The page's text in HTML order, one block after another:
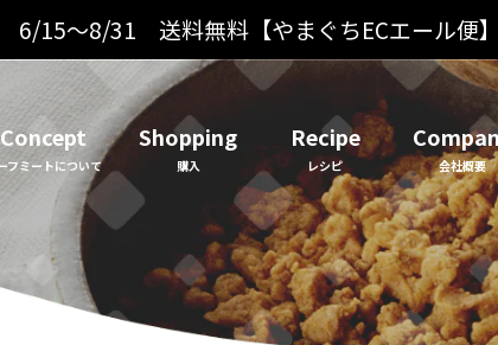
6/15～8/31 送料無料【やまぐちECエール便
Concept Shopping Recipe